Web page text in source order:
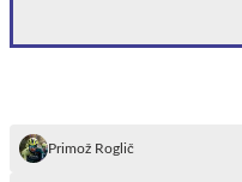
Primož Roglič